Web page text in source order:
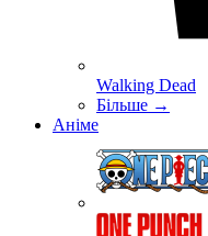
Walking Dead
Більше →
Аніме